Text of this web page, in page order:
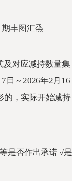
丰图汇烝
及对应减持数量集
日～2026年2月16
的，实际开始减持
是否作出承诺 √是